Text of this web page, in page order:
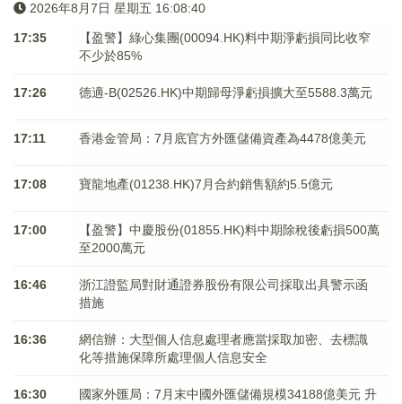
2026年8月7日 星期五 16:08:40
17:35
【盈警】綠心集團(00094.HK)料中期淨虧損同比收窄
不少於85%
17:26 德適-B(02526.HK)中期歸母淨虧損擴大至5588.3萬元
17:11 香港金管局：7月底官方外匯儲備資產為4478億美元
17:08 寶龍地產(01238.HK)7月合約銷售額約5.5億元
17:00
【盈警】中慶股份(01855.HK)料中期除稅後虧損500萬
至2000萬元
16:46
浙江證監局對財通證券股份有限公司採取出具警示函
措施
16:36
網信辦：大型個人信息處理者應當採取加密、去標識
化等措施保障所處理個人信息安全
16:30
國家外匯局：7月末中國外匯儲備規模34188億美元 升